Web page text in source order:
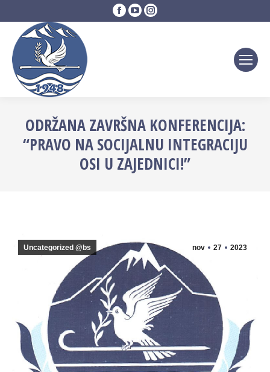
Facebook
page
YouTube
page
Instagram
page
ODRŽANA ZAVRŠNA KONFERENCIJA:
“PRAVO NA SOCIJALNU INTEGRACIJU
OSI U ZAJEDNICI!”
nov 27 2023
Uncategorized @bs